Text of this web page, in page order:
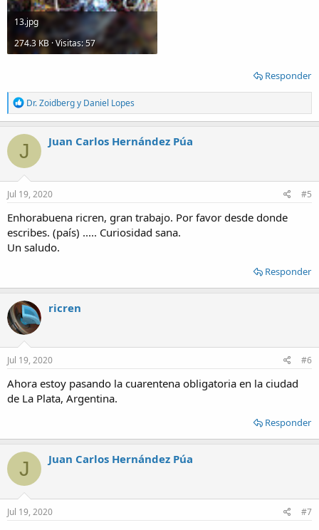
13.jpg
274.3 KB · Visitas: 57
Responder
R
e
a
c
t
i
o
n
s
Dr. Zoidbergy Daniel Lopes
J Juan Carlos Hernández Púa
Jul 19, 2020 #5
Enhorabuena ricren, gran trabajo. Por favor desde donde
escribes. (país) ..... Curiosidad sana.
Un saludo.
Responder
ricren
Jul 19, 2020 #6
Ahora estoy pasando la cuarentena obligatoria en la ciudad
de La Plata, Argentina.
Responder
J Juan Carlos Hernández Púa
Jul 19, 2020 #7